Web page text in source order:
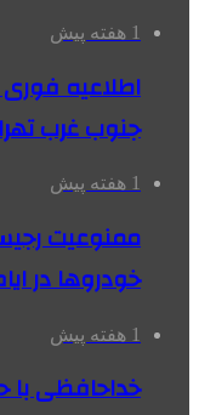
1 هفته پیش
اطلاعیه
جنوب غرب
1 هفته پیش
ممنوعیت
خودروها در
1 هفته پیش
خداحافظی